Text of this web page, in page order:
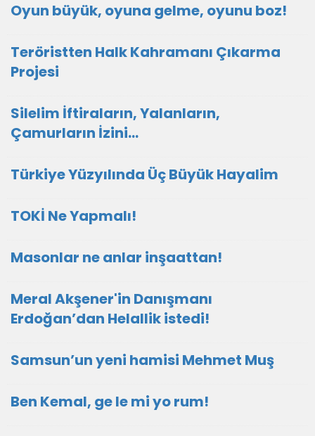
Oyun büyük, oyuna gelme, oyunu boz!
Teröristten Halk Kahramanı Çıkarma
Projesi
Silelim İftiraların, Yalanların,
Çamurların İzini…
Türkiye Yüzyılında Üç Büyük Hayalim
TOKİ Ne Yapmalı!
Masonlar ne anlar inşaattan!
Meral Akşener'in Danışmanı
Erdoğan’dan Helallik istedi!
Samsun’un yeni hamisi Mehmet Muş
Ben Kemal, ge le mi yo rum!